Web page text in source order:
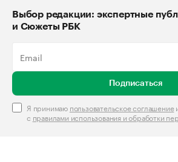
Выбор редакции: экспертные
и Сюжеты РБК
Подписаться
Я принимаю пользовательское соглашение
с правилами использования и обработки